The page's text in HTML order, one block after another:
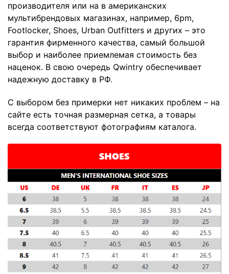
производителя или на в американских
мультибрендовых магазинах, например, 6pm,
Footlocker, Shoes, Urban Outfitters и других – это
гарантия фирменного качества, самый большой
выбор и наиболее приемлемая стоимость без
наценок. В свою очередь Qwintry обеспечивает
надежную доставку в РФ.
С выбором без примерки нет никаких проблем – на
сайте есть точная размерная сетка, а товары
всегда соответствуют фотографиям каталога.